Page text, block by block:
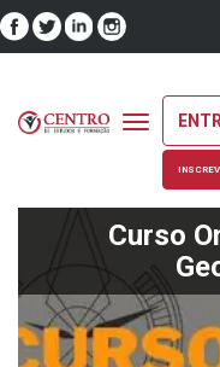
Toggle
navigation
Curso